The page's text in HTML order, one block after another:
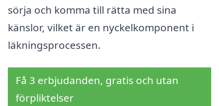
sörja och komma till rätta med sina
känslor, vilket är en nyckelkomponent i
läkningsprocessen.
Få 3 erbjudanden, gratis och utan
förpliktelser